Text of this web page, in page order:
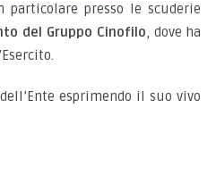
particolare presso le scuderie
del Gruppo Cinofilo, dove ha
esprimendo il suo vivo